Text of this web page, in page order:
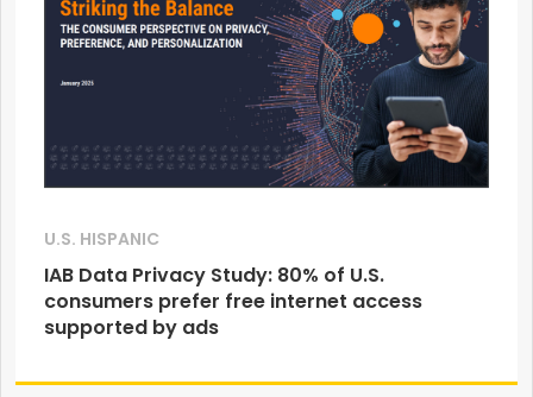
U.S. HISPANIC
IAB Data Privacy Study: 80% of U.S.
consumers prefer free internet access
supported by ads